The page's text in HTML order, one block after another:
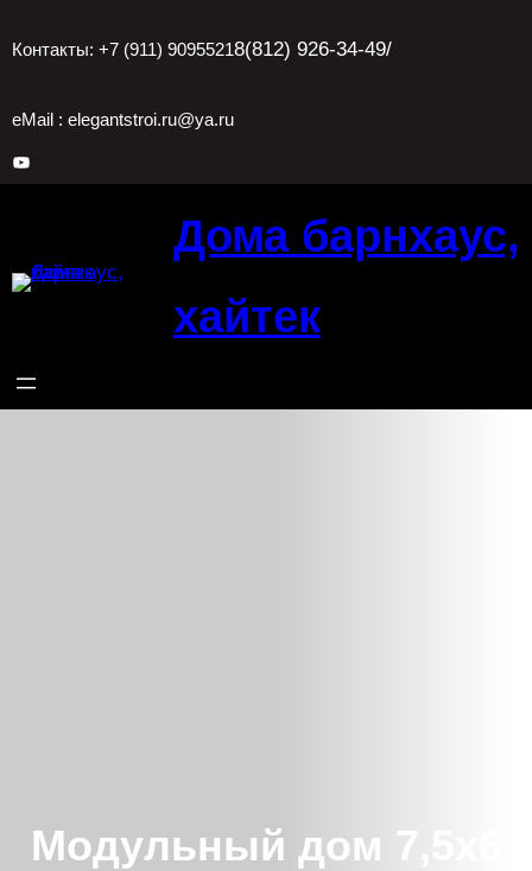
Контакты: +7 (911) 90955218(812) 926-34-49/
eMail : elegantstroi.ru@ya.ru
YouTube
Дома барнхаус,
хайтек
Модульный дом 7,5х6